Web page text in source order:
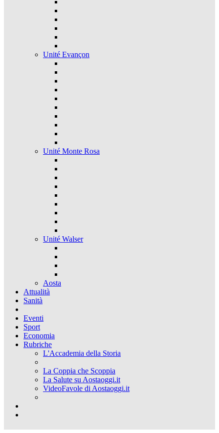
Unité Evançon
Unité Monte Rosa
Unité Walser
Aosta
Attualità
Sanità
Eventi
Sport
Economia
Rubriche
L'Accademia della Storia
La Coppia che Scoppia
La Salute su Aostaoggi.it
VideoFavole di Aostaoggi.it